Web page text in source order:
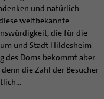
in
und natürlich
weltbekannte
die für die
und Stadt Hildesheim
des Doms bekommt aber
die Zahl der Besucher